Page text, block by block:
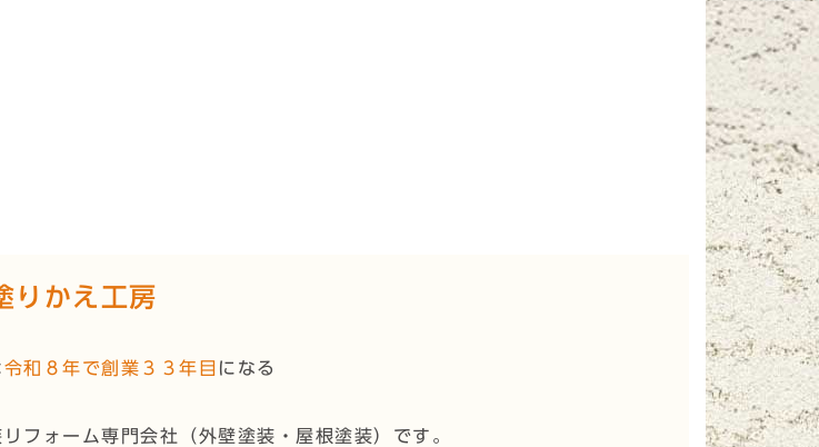
りかえ工房
令和８年で創業３３年目 になる
フォーム専門会社（外壁塗装・屋根塗装）です。